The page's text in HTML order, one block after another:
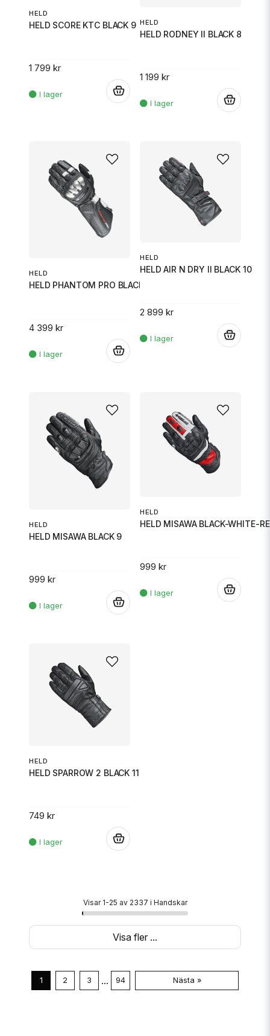
HELD
HELD SCORE KTC BLACK 9
1 799 kr
HELD
HELD RODNEY II BLACK 8
1 199 kr
HELD
HELD PHANTOM PRO BLACK-WHITE 10
4 399 kr
HELD
HELD AIR N DRY II BLACK 10
2 899 kr
HELD
HELD MISAWA BLACK 9
999 kr
HELD
HELD MISAWA BLACK-WHITE-
999 kr
HELD
HELD SPARROW 2 BLACK 11
749 kr
Visar 1-25 av 2337 i Handskar
Visa fler ...
1 2 3 ... 94 Nästa »